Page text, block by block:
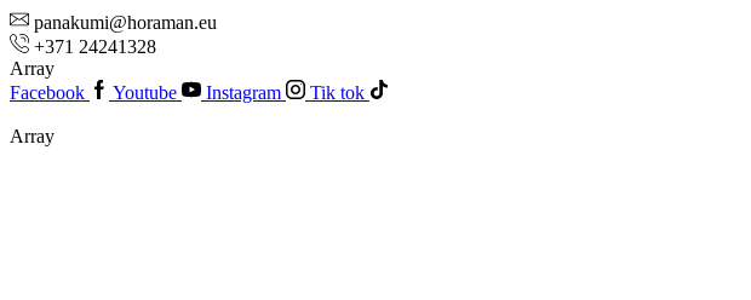
panakumi@horaman.eu
+371 24241328
Array
Facebook
Youtube Instagram Tik tok
Array